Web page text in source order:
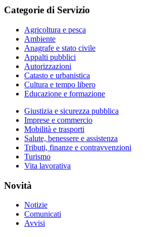
Categorie di Servizio
Agricoltura e pesca
Ambiente
Anagrafe e stato civile
Appalti pubblici
Autorizzazioni
Catasto e urbanistica
Cultura e tempo libero
Educazione e formazione
Giustizia e sicurezza pubblica
Imprese e commercio
Mobilità e trasporti
Salute, benessere e assistenza
Tributi, finanze e contravvenzioni
Turismo
Vita lavorativa
Novità
Notizie
Comunicati
Avvisi